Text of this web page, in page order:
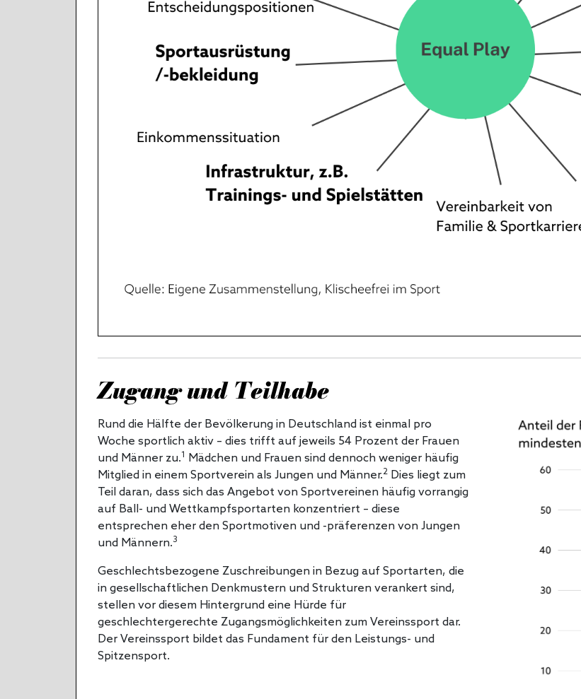
Zugang und Teilhabe
Rund die Hälfte der Bevölkerung in Deutschland ist einmal pro
Woche sportlich aktiv – dies trifft auf jeweils 54 Prozent der Frauen
und Männer zu.1 Mädchen und Frauen sind dennoch weniger häufig
Mitglied in einem Sportverein als Jungen und Männer.2 Dies liegt zum
Teil daran, dass sich das Angebot von Sportvereinen häufig vorrangig
auf Ball- und Wettkampfsportarten konzentriert – diese
entsprechen eher den Sportmotiven und -präferenzen von Jungen
und Männern.3
Geschlechtsbezogene Zuschreibungen in Bezug auf Sportarten, die
in gesellschaftlichen Denkmustern und Strukturen verankert sind,
stellen vor diesem Hintergrund eine Hürde für
geschlechtergerechte Zugangsmöglichkeiten zum Vereinssport dar.
Der Vereinssport bildet das Fundament für den Leistungs- und
Spitzensport.